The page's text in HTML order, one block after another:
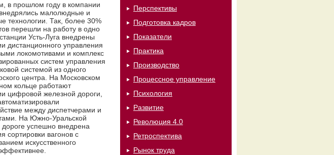
в прошлом году в компании
малолюдные и
технологии. Так, более 30%
перешли на работу в одно
Усть-Луга внедрены
дистанционного управления
локомотивами и комплекс
систем управления
системой из одного
центра. На Московском
кольце работают
цифровой железной дороги,
между диспетчерами и
На Южно-Уральской
успешно внедрена
сортировки вагонов с
искусственного
Перспективы
Подготовка кадров
Показатели
Практика
Производство
Процессное управление
Психология
Развитие
Революция 4.0
Ретроспектива
Рынок труда